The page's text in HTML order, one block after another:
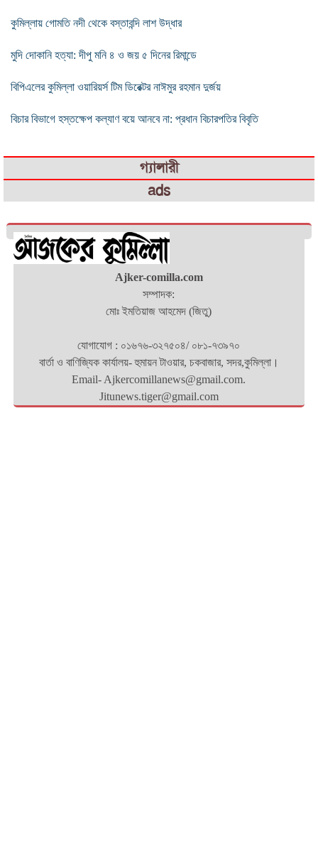
কুমিল্লায় গোমতি নদী থেকে বস্তাবন্দি লাশ উদ্ধার
মুদি দোকানি হত্যা: দীপু মনি ৪ ও জয় ৫ দিনের রিমান্ডে
বিপিএলের কুমিল্লা ওয়ারিয়র্স টিম ডিরেক্টর নাঈমুর রহমান দুর্জয়
বিচার বিভাগে হস্তক্ষেপ কল্যাণ বয়ে আনবে না: প্রধান বিচারপতির বিবৃতি
গ্যালারী
ads
Ajker-comilla.com
সম্পাদক:
মোঃ ইমতিয়াজ আহমেদ (জিতু)
যোগাযোগ : ০১৬৭৬-৩২৭৫০৪/ ০৮১-৭৩৯৭০
বার্তা ও বাণিজ্যিক কার্যালয়- হুমায়ন টাওয়ার, চকবাজার, সদর,কুমিল্লা।
Email- Ajkercomillanews@gmail.com.
Jitunews.tiger@gmail.com